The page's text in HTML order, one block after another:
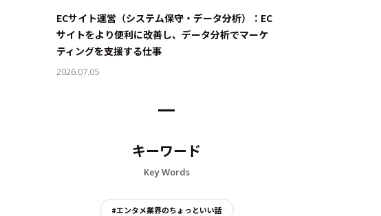
ECサイト運営（システム保守・データ分析）：EC
サイトをより便利に改善し、データ分析でマーケ
ティングを支援する仕事
2026.07.05
キーワード
Key Words
#エンタメ業界のちょっといい話